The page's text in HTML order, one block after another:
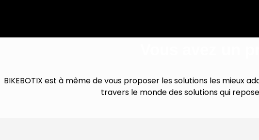
BIKEBOTIX est à même de vous proposer les solutions les mieux
travers le monde des solutions qui